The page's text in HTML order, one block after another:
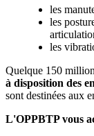
les
les
les
Quelque 150
à disposition des
sont destinées aux
L'OPPBTP vous